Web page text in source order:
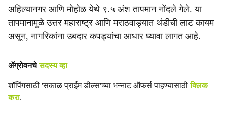
a
l
s
h
a
अहिल्यानगर आणि मोहोळ येथे ९.५ अंश तापमान नोंदले गेले. या
तापमानामुळे उत्तर महाराष्ट्र आणि मराठवाड्यात थंडीची लाट कायम
असून, नागरिकांना उबदार कपड्यांचा आधार घ्यावा लागत आहे.
ॲग्रोवनचेसदस्य व्हा
शॉपिंगसाठी 'सकाळ प्राईम डील्स'च्या भन्नाट ऑफर्स पाहण्यासाठीक्लिक
करा.